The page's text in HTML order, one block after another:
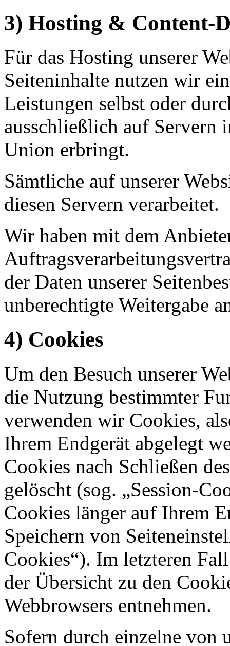
3) Hosting & Content-
Für das Hosting unserer
Seiteninhalte nutzen wir
Leistungen selbst oder
ausschließlich auf Servern
Union erbringt.
Sämtliche auf unserer
diesen Servern verarbeitet.
Wir haben mit dem
der Daten unserer
unberechtigte Weitergabe
4) Cookies
Um den Besuch unserer
die Nutzung bestimmter
verwenden wir Cookies,
Ihrem Endgerät abgelegt
Cookies nach Schließen
gelöscht (sog. „Session-
Cookies länger auf Ihrem
Speichern von
Cookies“). Im letzteren
der Übersicht zu den
Webbrowsers entnehmen.
Sofern durch einzelne von